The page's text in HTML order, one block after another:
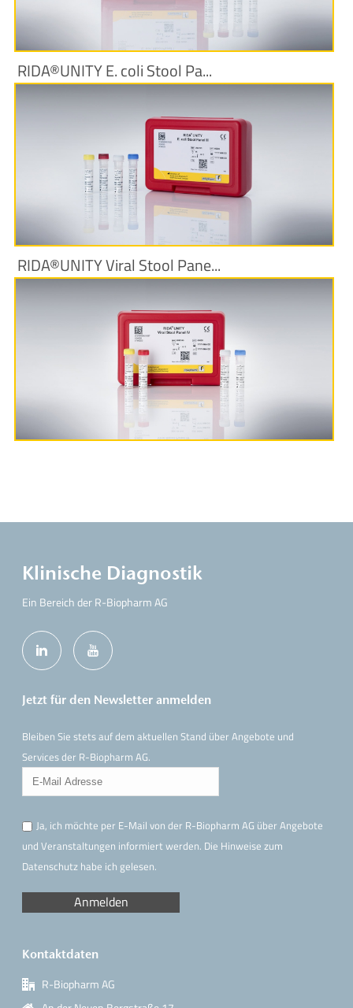
RIDA®UNITY E. coli Stool Pa...
Produktinformationen
RIDA®UNITY Viral Stool Pane...
Produktinformationen
Klinische Diagnostik
Ein Bereich der R-Biopharm AG
Jetzt für den Newsletter anmelden
Bleiben Sie stets auf dem aktuellen Stand über Angebote und
Services der R-Biopharm AG.
Ja, ich möchte per E-Mail von der R-Biopharm AG über Angebote
und Veranstaltungen informiert werden. Die Hinweisezum
Datenschutz habe ich gelesen.
Kontaktdaten
R-Biopharm AG